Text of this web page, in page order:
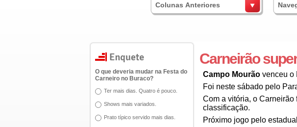
Colunas Anteriores
O que deveria mudar na Festa do
Carneiro no Buraco?
Ter mais dias. Quatro é pouco.
Shows mais variados.
Prato típico servido mais dias.
Carneirão
Campo Mourão venceu o
Foi neste sábado pelo
Com a vitória, o Carneirão
classificação.
Próximo jogo pelo